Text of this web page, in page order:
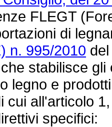
FLEGT
di
n. 995/2010
stabilisce
legno e
cui all'articolo
specifici: